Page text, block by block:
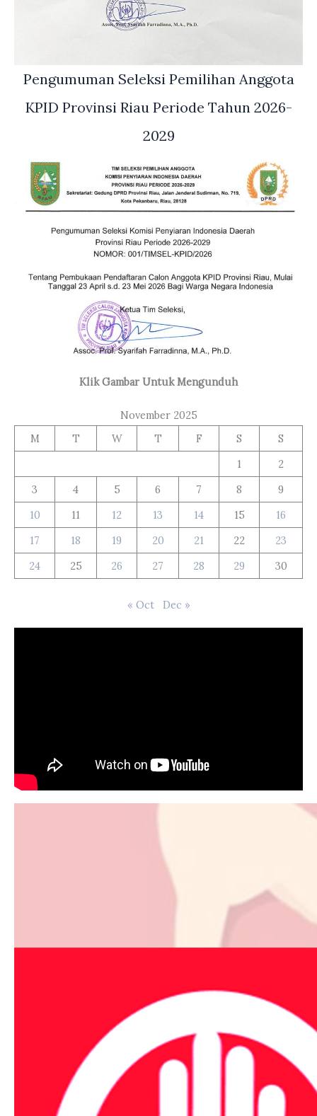
Pengumuman Seleksi Pemilihan Anggota
KPID Provinsi Riau Periode Tahun 2026-
2029
Klik Gambar Untuk Mengunduh
November 2025
M
T W T F S
S
1
2
3
4 5 6 7 8
9
10
11 12 13 14 15
16
17
18 19 20 21 22
23
24
25 26 27 28 29 30
« Oct Dec »